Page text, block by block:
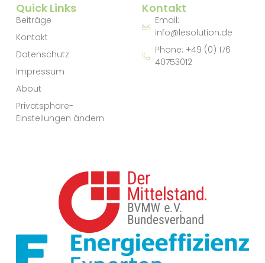
Quick Links
Beiträge
Kontakt
Datenschutz
Impressum
About
Privatsphäre-
Einstellungen ändern
Kontakt
Email:
info@lesolution.de
Phone: +49 (0) 176
40753012